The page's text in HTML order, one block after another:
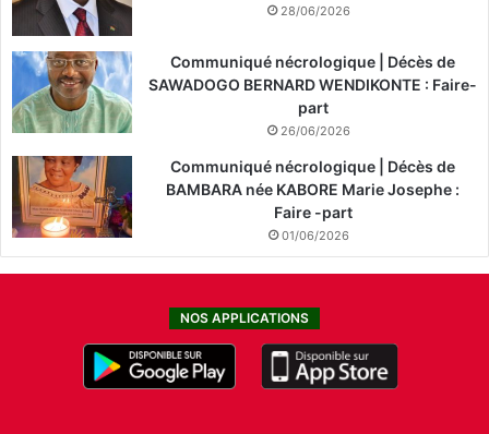
28/06/2026
Communiqué nécrologique | Décès de
SAWADOGO BERNARD WENDIKONTE : Faire-
part
26/06/2026
Communiqué nécrologique | Décès de
BAMBARA née KABORE Marie Josephe :
Faire -part
01/06/2026
NOS APPLICATIONS